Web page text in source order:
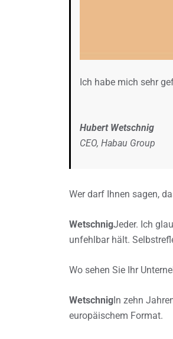
Ich habe mich sehr
Hubert Wetschnig
CEO, Habau Group
Wer darf Ihnen sagen,
WetschnigJeder. Ich
unfehlbar hält.
Wo sehen Sie Ihr
Wetschnig In zehn
europäischem Format.